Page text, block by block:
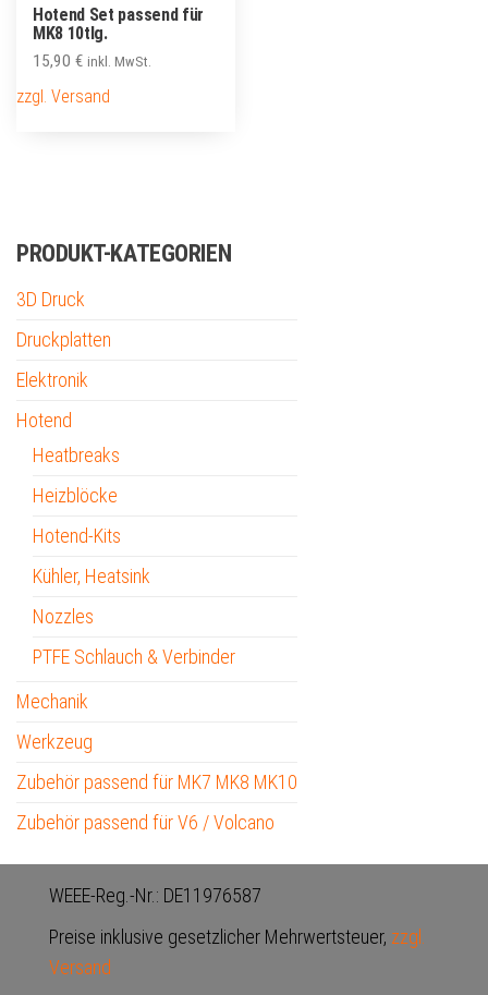
Hotend Set passend für
MK8 10tlg.
15,90 € inkl. MwSt.
zzgl. Versand
PRODUKT-KATEGORIEN
3D Druck
Druckplatten
Elektronik
Hotend
Heatbreaks
Heizblöcke
Hotend-Kits
Kühler, Heatsink
Nozzles
PTFE Schlauch & Verbinder
Mechanik
Werkzeug
Zubehör passend für MK7 MK8 MK10
Zubehör passend für V6 / Volcano
WEEE-Reg.-Nr.: DE11976587
Preise inklusive gesetzlicher Mehrwertsteuer, zzgl.
Versand